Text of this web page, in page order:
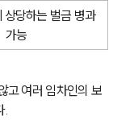
상당하는 벌금 병과
가능
고 여러 임차인의 보
.